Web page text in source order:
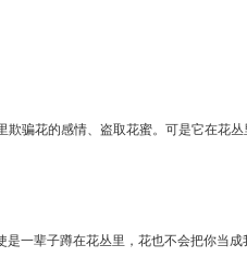
骗花的感情、盗取花蜜。可是它在花
一辈子蹲在花丛里，花也不会把你当成